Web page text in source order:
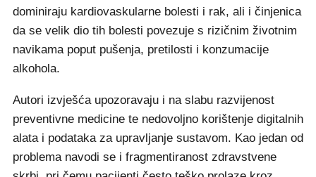
dominiraju kardiovaskularne bolesti i rak, ali i činjenica
da se velik dio tih bolesti povezuje s rizičnim životnim
navikama poput pušenja, pretilosti i konzumacije
alkohola.
Autori izvješća upozoravaju i na slabu razvijenost
preventivne medicine te nedovoljno korištenje digitalnih
alata i podataka za upravljanje sustavom. Kao jedan od
problema navodi se i fragmentiranost zdravstvene